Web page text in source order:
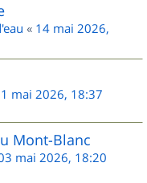
« 14 mai 2026,
mai 2026, 18:37
Mont-Blanc
mai 2026, 18:20